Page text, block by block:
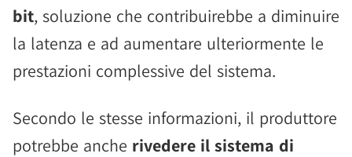
bit, soluzione che contribuirebbe a diminuire
la latenza e ad aumentare ulteriormente le
prestazioni complessive del sistema.
Secondo le stesse informazioni, il produttore
potrebbe anche rivedere il sistema di